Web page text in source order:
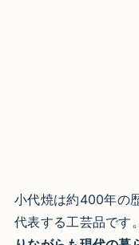
小代焼は約400年の
代表する工芸品です